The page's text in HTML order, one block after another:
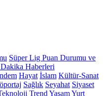
Süper Lig Puan Durumu ve
Haberleri
Hayat İslam Kültür-Sanat
Sağlık Seyahat Siyaset
Trend YaşamYurt